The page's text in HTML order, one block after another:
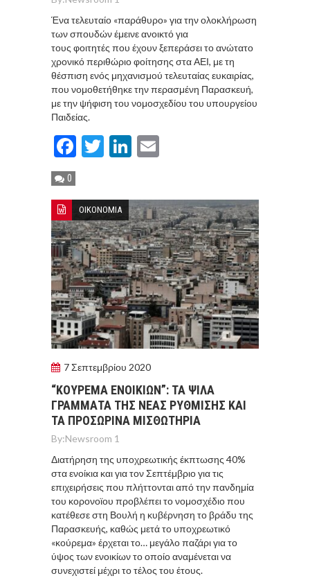
Ένα τελευταίο «παράθυρο» για την ολοκλήρωση
των σπουδών έμεινε ανοικτό για
τους φοιτητές που έχουν ξεπεράσει το ανώτατο
χρονικό περιθώριο φοίτησης στα ΑΕΙ, με τη
θέσπιση ενός μηχανισμού τελευταίας ευκαιρίας,
που νομοθετήθηκε την περασμένη Παρασκευή,
με την ψήφιση του νομοσχεδίου του υπουργείου
Παιδείας.
Facebook
TwitterLinkedIn
0
ΟΙΚΟΝΟΜΙΑ
7 Σεπτεμβρίου 2020
“ΚΟΥΡΕΜΑ ΕΝΟΙΚΙΩΝ”: ΤΑ ΨΙΛΑ
ΓΡΑΜΜΑΤΑ ΤΗΣ ΝΕΑΣ ΡΥΘΜΙΣΗΣ ΚΑΙ
ΤΑ ΠΡΟΣΩΡΙΝΑ ΜΙΣΘΩΤΗΡΙΑ
By:Newsroom 1
Διατήρηση της υποχρεωτικής έκπτωσης 40%
στα ενοίκια και για τον Σεπτέμβριο για τις
επιχειρήσεις που πλήττονται από την πανδημία
του κορονοϊου προβλέπει το νομοσχέδιο που
κατέθεσε στη Βουλή η κυβέρνηση το βράδυ της
Παρασκευής, καθώς μετά το υποχρεωτικό
«κούρεμα» έρχεται το… μεγάλο παζάρι για το
ύψος των ενοικίων το οποίο αναμένεται να
συνεχιστεί μέχρι το τέλος του έτους.